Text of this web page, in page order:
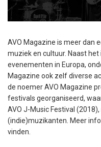
AVO Magazine is meer dan
muziek en cultuur. Naast
evenementen in Europa,
Magazine ook zelf diverse
de noemer AVO Magazine
festivals georganiseerd,
AVO J-Music Festival
(indie)muzikanten. Meer
vinden.